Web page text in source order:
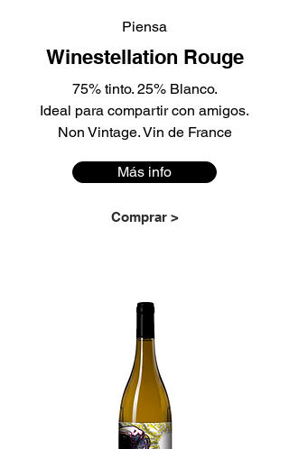
Piensa
Winestellation Rouge
75% tinto. 25% Blanco.
Ideal para compartir con amigos.
Non Vintage. Vin de France
Más info
Comprar >